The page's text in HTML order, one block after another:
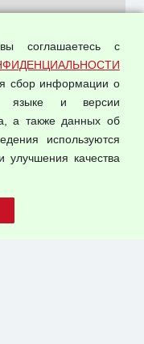
данных
соглашаетесь с
сбор информации о
языке и версии
а также данных об
используются
улучшения качества